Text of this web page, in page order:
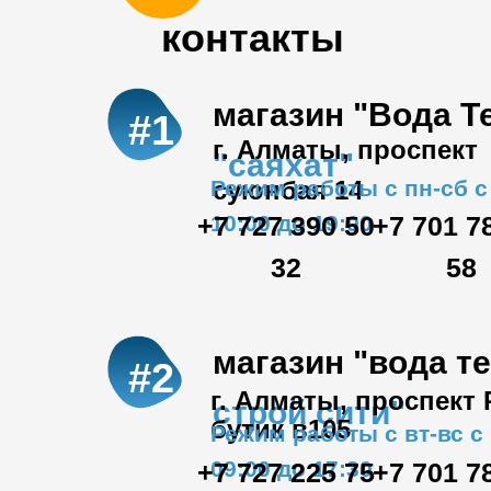
контакты
магазин "Вода
"саяхат"
#1
г. Алматы, проспект
суюнбая 14
магазин "вода
строй сити"
г. Алматы, проспект
бутик в105
Режим работы с пн-сб с
10:00 до 19:00
Режим работы с вт-вс с
09:00 до 17:30
+7 701
58
+7 727 390 50
32
+7 701
+7 727 225 75
#2